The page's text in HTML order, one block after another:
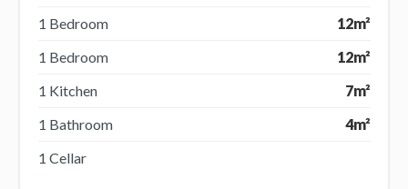
1 Bedroom
12m²
1 Bedroom
12m²
1 Kitchen
7m²
1 Bathroom
4m²
1 Cellar